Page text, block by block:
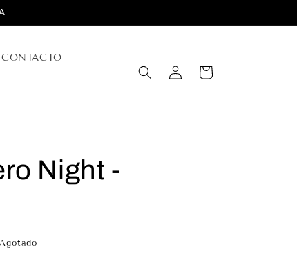
CONTACTO
Iniciar
sesión
Carrito
Night -
Agotado